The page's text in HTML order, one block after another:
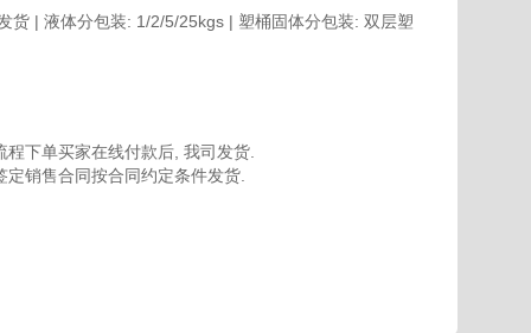
货 | 液体分包装: 1/2/5/25kgs | 塑桶固体分包装: 双层塑
程下单买家在线付款后, 我司发货.
定销售合同按合同约定条件发货.